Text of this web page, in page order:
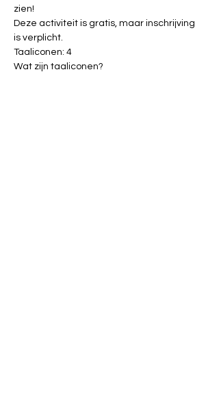
zien!
Deze activiteit is gratis, maar inschrijving
is verplicht.
Taaliconen: 4
Wat zijn taaliconen?